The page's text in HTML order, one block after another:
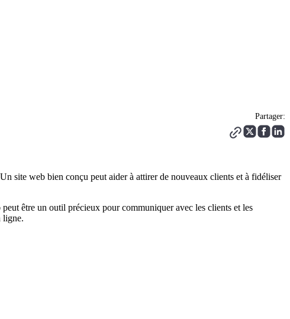
Partager:
site web bien conçu peut aider à attirer de nouveaux clients et à fidéliser
être un outil précieux pour communiquer avec les clients et les
ligne.